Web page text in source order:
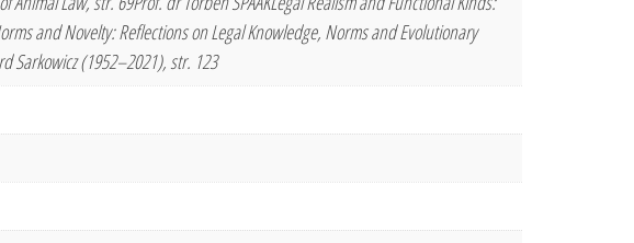
and Novelty: Reflections on Legal Knowledge, Norms and Evolutionary
Sarkowicz (1952–2021), str. 123